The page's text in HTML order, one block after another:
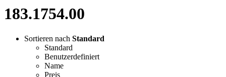
183.1754.00
Sortieren nach Standard
Standard
Benutzerdefiniert
Name
Preis